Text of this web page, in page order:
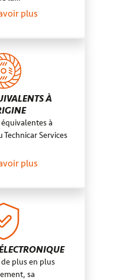
plus
À
équivalentes à
Technicar Services
plus
plus en plus
sa